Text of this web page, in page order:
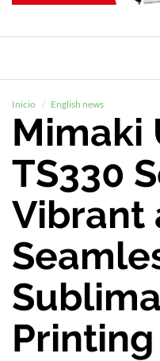
Inicio English news
Mimaki
TS330
Vibrant
Printing